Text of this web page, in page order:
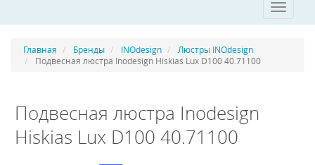
Toggle
Главная Бренды INOdesign
Люстры INOdesign
Подвесная люстра Inodesign Hiskias Lux D100 40.71100
Подвесная люстра Inodesign
Hiskias Lux D100 40.71100